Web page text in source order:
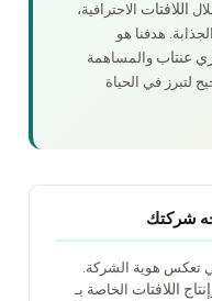
اللافتات الاحترافية،
الجذابة. هدفنا هو
عنتاب والمساهمة
لتبرز في الحياة
شركتك
تعكس هوية الشركة.
إنتاج اللافتات الخاصة بـ